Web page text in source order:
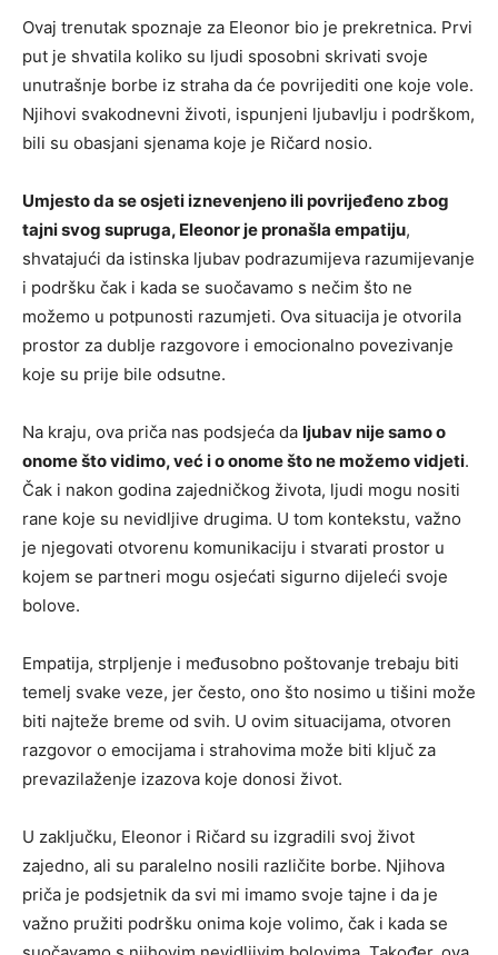
Ovaj trenutak spoznaje za Eleonor bio je prekretnica. Prvi
put je shvatila koliko su ljudi sposobni skrivati svoje
unutrašnje borbe iz straha da će povrijediti one koje vole.
Njihovi svakodnevni životi, ispunjeni ljubavlju i podrškom,
bili su obasjani sjenama koje je Ričard nosio.
Umjesto da se osjeti iznevenjeno ili povrijeđeno zbog
tajni svog supruga, Eleonor je pronašla empatiju,
shvatajući da istinska ljubav podrazumijeva razumijevanje
i podršku čak i kada se suočavamo s nečim što ne
možemo u potpunosti razumjeti. Ova situacija je otvorila
prostor za dublje razgovore i emocionalno povezivanje
koje su prije bile odsutne.
Na kraju, ova priča nas podsjeća da ljubav nije samo o
onome što vidimo, već i o onome što ne možemo vidjeti.
Čak i nakon godina zajedničkog života, ljudi mogu nositi
rane koje su nevidljive drugima. U tom kontekstu, važno
je njegovati otvorenu komunikaciju i stvarati prostor u
kojem se partneri mogu osjećati sigurno dijeleći svoje
bolove.
Empatija, strpljenje i međusobno poštovanje trebaju biti
temelj svake veze, jer često, ono što nosimo u tišini može
biti najteže breme od svih. U ovim situacijama, otvoren
razgovor o emocijama i strahovima može biti ključ za
prevazilaženje izazova koje donosi život.
U zaključku, Eleonor i Ričard su izgradili svoj život
zajedno, ali su paralelno nosili različite borbe. Njihova
priča je podsjetnik da svi mi imamo svoje tajne i da je
važno pružiti podršku onima koje volimo, čak i kada se